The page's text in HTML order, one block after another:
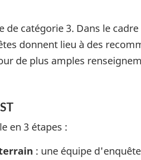
de catégorie 3. Dans le
donnent lieu à des
de plus amples
en 3 étapes :
: une équipe